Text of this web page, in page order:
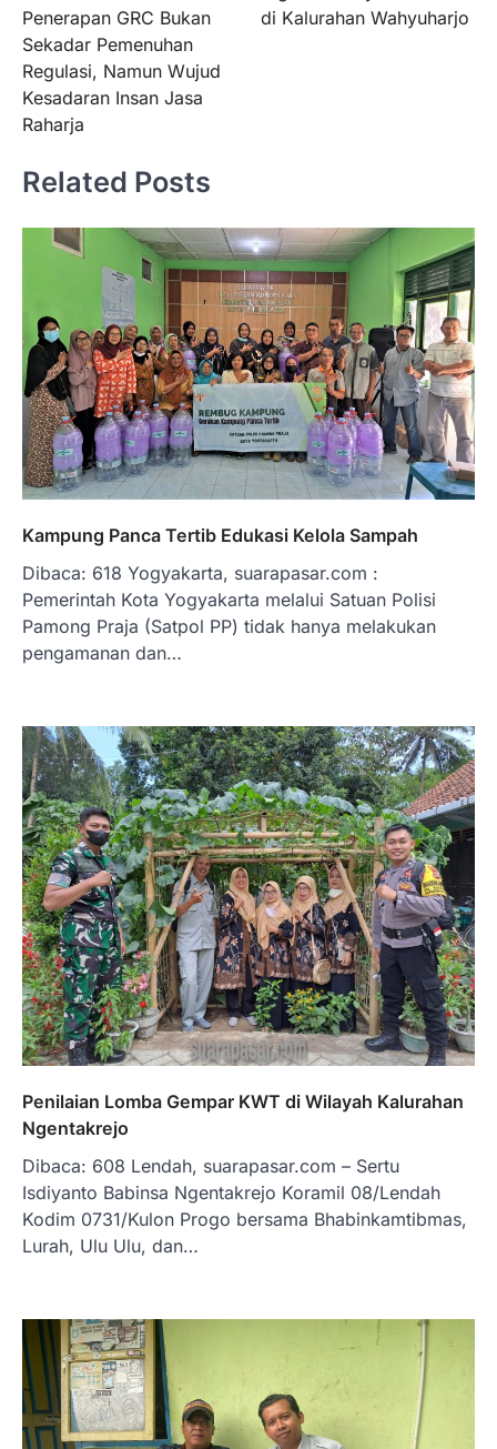
Penerapan GRC Bukan
Sekadar Pemenuhan
Regulasi, Namun Wujud
Kesadaran Insan Jasa
Raharja
di Kalurahan Wahyuharjo
Related Posts
Kampung Panca Tertib Edukasi Kelola Sampah
Dibaca: 618 Yogyakarta, suarapasar.com :
Pemerintah Kota Yogyakarta melalui Satuan Polisi
Pamong Praja (Satpol PP) tidak hanya melakukan
pengamanan dan…
Penilaian Lomba Gempar KWT di Wilayah Kalurahan
Ngentakrejo
Dibaca: 608 Lendah, suarapasar.com – Sertu
Isdiyanto Babinsa Ngentakrejo Koramil 08/Lendah
Kodim 0731/Kulon Progo bersama Bhabinkamtibmas,
Lurah, Ulu Ulu, dan…